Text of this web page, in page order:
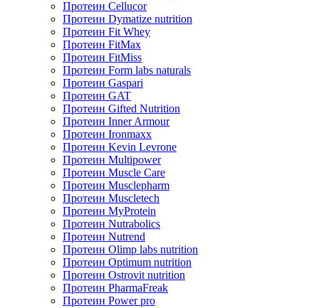
Протеин Cellucor
Протеин Dymatize nutrition
Протеин Fit Whey
Протеин FitMax
Протеин FitMiss
Протеин Form labs naturals
Протеин Gaspari
Протеин GAT
Протеин Gifted Nutrition
Протеин Inner Armour
Протеин Ironmaxx
Протеин Kevin Levrone
Протеин Multipower
Протеин Muscle Care
Протеин Musclepharm
Протеин Muscletech
Протеин MyProtein
Протеин Nutrabolics
Протеин Nutrend
Протеин Olimp labs nutrition
Протеин Optimum nutrition
Протеин Ostrovit nutrition
Протеин PharmaFreak
Протеин Power pro